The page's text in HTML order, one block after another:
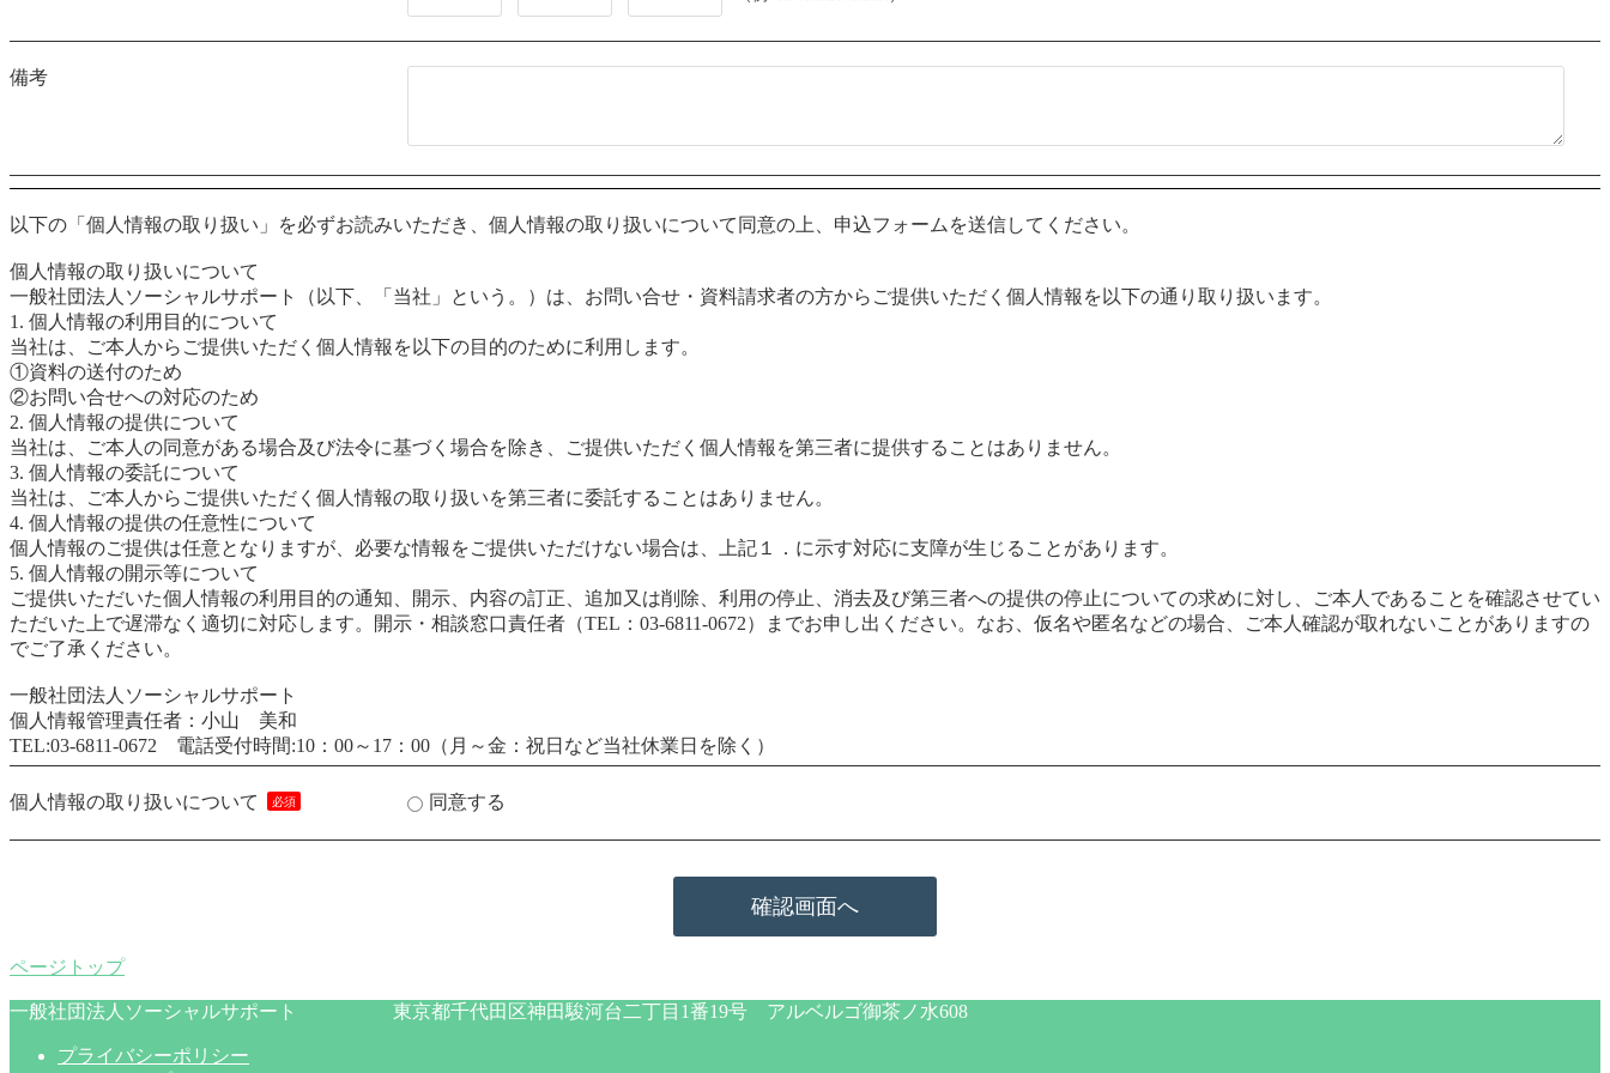
備考
以下の「個人情報の取り扱い」を必ずお読みいただき、個人情報の取り扱いについて同意の上、申込フォームを送信してください。
個人情報の取り扱いについて
一般社団法人ソーシャルサポート（以下、「当社」という。）は、お問い合せ・資料請求者の方からご提供いただく個人情報を以下の通り取り扱います。
1. 個人情報の利用目的について
当社は、ご本人からご提供いただく個人情報を以下の目的のために利用します。
①資料の送付のため
②お問い合せへの対応のため
2. 個人情報の提供について
当社は、ご本人の同意がある場合及び法令に基づく場合を除き、ご提供いただく個人情報を第三者に提供することはありません。
3. 個人情報の委託について
当社は、ご本人からご提供いただく個人情報の取り扱いを第三者に委託することはありません。
4. 個人情報の提供の任意性について
個人情報のご提供は任意となりますが、必要な情報をご提供いただけない場合は、上記１．に示す対応に支障が生じることがあります。
5. 個人情報の開示等について
ご提供いただいた個人情報の利用目的の通知、開示、内容の訂正、追加又は削除、利用の停止、消去及び第三者への提供の停止についての求めに対し、ご本人であることを確認させてい
ただいた上で遅滞なく適切に対応します。開示・相談窓口責任者（TEL：03-6811-0672）までお申し出ください。なお、仮名や匿名などの場合、ご本人確認が取れないことがありますの
でご了承ください。
一般社団法人ソーシャルサポート
個人情報管理責任者：小山 美和
TEL:03-6811-0672 電話受付時間:10：00～17：00（月～金：祝日など当社休業日を除く）
個人情報の取り扱いについて 同意する
ページトップ
一般社団法人ソーシャルサポート 東京都千代田区神田駿河台二丁目1番19号 アルベルゴ御茶ノ水608
プライバシーポリシー